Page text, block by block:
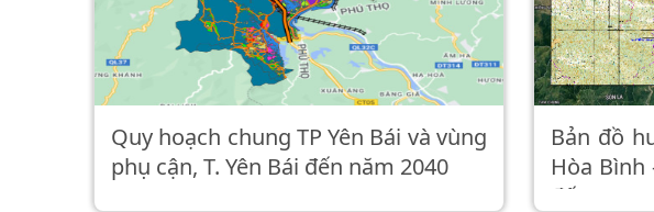
Quy hoạch chung TP Yên Bái và vùng
phụ cận, T. Yên Bái đến năm 2040
Bản đồ
Hòa Bình
đến